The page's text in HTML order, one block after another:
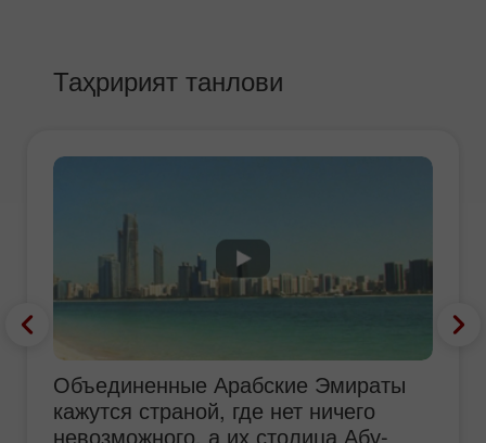
Таҳририят танлови
Объединенные Арабские Эмираты
кажутся страной, где нет ничего
невозможного, а их столица Абу-